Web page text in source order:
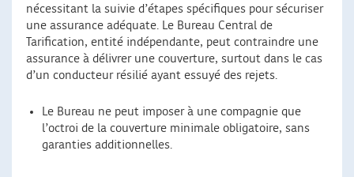
nécessitant la suivie d’étapes spécifiques pour sécuriser
une assurance adéquate. Le Bureau Central de
Tarification, entité indépendante, peut contraindre une
assurance à délivrer une couverture, surtout dans le cas
d’un conducteur résilié ayant essuyé des rejets.
Le Bureau ne peut imposer à une compagnie que
l’octroi de la couverture minimale obligatoire, sans
garanties additionnelles.